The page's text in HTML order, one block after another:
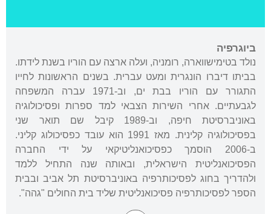
ביוגרפיה
נולד בטימישווארה, רומניה, ועלה ארצה עם הוריו בשנת לידתו.
בביתו דיברו הונגרית ומעט עברית. בשנים הראשונות לחייו
התגורר עם הוריו בבת ים, וב-1971 עברה המשפחה
לגבעתיים. אחרי השירות הצבאי למד ספרות ופסיכולוגיה
באוניברסיטת חיפה, וב-1989 קיבל שם תואר שני
בפסיכולוגיה קלינית. מאז 1991 הוא עובד כפסיכולוג קליני.
ב-2006 הוסמך כפסיכואנליטיקאי על ידי החברה
הפסיכואנליטית הישראלית, ובאותה שנה התחיל ללמד
ולהדריך בחוג לפסיכותרפיה באוניברסיטת תל אביב ובבית
הספר לפסיכותרפיה פסיכואנליטית שליד בית החולים "גהה".